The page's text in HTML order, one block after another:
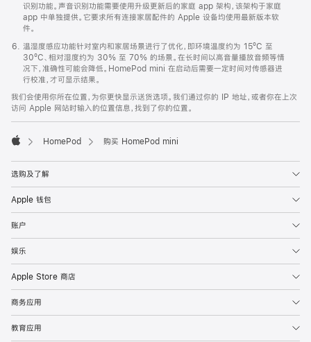
识别功能。声音识别功能需要使用升级更新后的家庭 app 架构，该架构于家庭
app 中单独提供。它要求所有连接家居配件的 Apple 设备均使用最新版本软
件。
温湿度感应功能针对室内和家居场景进行了优化，即环境温度约为 15ºC 至
30ºC、相对湿度约为 30% 至 70% 的场景。在长时间以高音量播放音频等情
况下，准确性可能会降低。HomePod mini 在启动后需要一定时间对传感器进
行校准，才可显示结果。
我们会使用你所在位置，为你更快显示送货选项。我们通过你的 IP 地址，或者你在上次
访问 Apple 网站时输入的位置信息，找到了你的位置。
HomePod 购买 HomePod mini
选购及了解
Apple 钱包
账户
娱乐
Apple Store 商店
商务应用
教育应用